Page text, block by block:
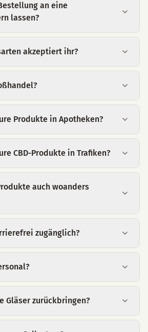
an eine
lassen?
akzeptiert ihr?
Produkte in Apotheken?
CBD-Produkte in Trafiken?
auch woanders
zugänglich?
Gläser zurückbringen?